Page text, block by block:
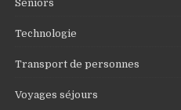
Seniors
Technologie
Transport de personnes
Voyages séjours